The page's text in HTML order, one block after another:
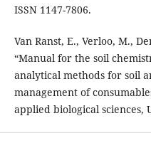
ISSN 1147-7806.
Van Ranst, E., Verloo, M.,
“Manual for the soil
analytical methods for soil
management of
applied biological sciences,